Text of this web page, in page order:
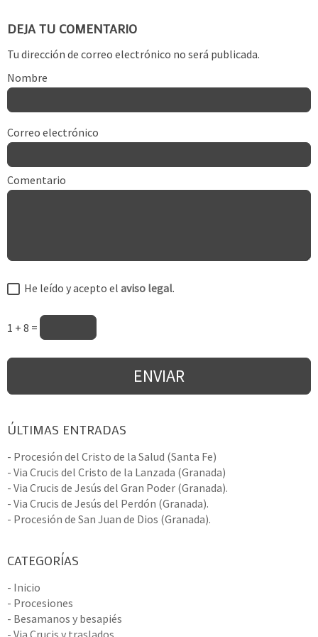
DEJA TU COMENTARIO
Tu dirección de correo electrónico no será publicada.
Nombre
Correo electrónico
Comentario
He leído y acepto el aviso legal.
1 + 8 =
ÚLTIMAS ENTRADAS
- Procesión del Cristo de la Salud (Santa Fe)
- Via Crucis del Cristo de la Lanzada (Granada)
- Via Crucis de Jesús del Gran Poder (Granada).
- Via Crucis de Jesús del Perdón (Granada).
- Procesión de San Juan de Dios (Granada).
CATEGORÍAS
- Inicio
- Procesiones
- Besamanos y besapiés